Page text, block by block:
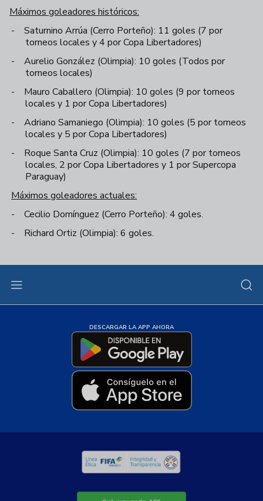
Máximos goleadores históricos:
-
Saturnino Arrúa (Cerro Porteño): 11 goles (7 por
torneos locales y 4 por Copa Libertadores)
-
Aurelio González (Olimpia): 10 goles (Todos por
torneos locales)
-
Mauro Caballero (Olimpia): 10 goles (9 por torneos
locales y 1 por Copa Libertadores)
-
Adriano Samaniego (Olimpia): 10 goles (5 por torneos
locales y 5 por Copa Libertadores)
-
Roque Santa Cruz (Olimpia): 10 goles (7 por torneos
locales, 2 por Copa Libertadores y 1 por Supercopa
Paraguay)
Máximos goleadores actuales:
-
Cecilio Domínguez (Cerro Porteño): 4 goles.
-
Richard Ortiz (Olimpia): 6 goles.
DESCARGAR LA APP AHORA